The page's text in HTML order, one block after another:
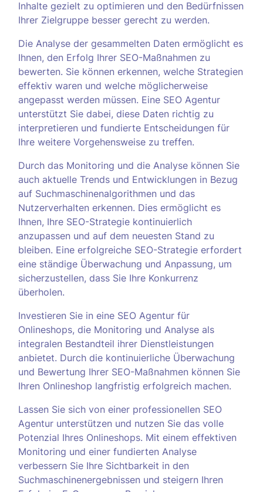
Inhalte gezielt zu optimieren und den Bedürfnissen
Ihrer Zielgruppe besser gerecht zu werden.
Die Analyse der gesammelten Daten ermöglicht es
Ihnen, den Erfolg Ihrer SEO-Maßnahmen zu
bewerten. Sie können erkennen, welche Strategien
effektiv waren und welche möglicherweise
angepasst werden müssen. Eine SEO Agentur
unterstützt Sie dabei, diese Daten richtig zu
interpretieren und fundierte Entscheidungen für
Ihre weitere Vorgehensweise zu treffen.
Durch das Monitoring und die Analyse können Sie
auch aktuelle Trends und Entwicklungen in Bezug
auf Suchmaschinenalgorithmen und das
Nutzerverhalten erkennen. Dies ermöglicht es
Ihnen, Ihre SEO-Strategie kontinuierlich
anzupassen und auf dem neuesten Stand zu
bleiben. Eine erfolgreiche SEO-Strategie erfordert
eine ständige Überwachung und Anpassung, um
sicherzustellen, dass Sie Ihre Konkurrenz
überholen.
Investieren Sie in eine SEO Agentur für
Onlineshops, die Monitoring und Analyse als
integralen Bestandteil ihrer Dienstleistungen
anbietet. Durch die kontinuierliche Überwachung
und Bewertung Ihrer SEO-Maßnahmen können Sie
Ihren Onlineshop langfristig erfolgreich machen.
Lassen Sie sich von einer professionellen SEO
Agentur unterstützen und nutzen Sie das volle
Potenzial Ihres Onlineshops. Mit einem effektiven
Monitoring und einer fundierten Analyse
verbessern Sie Ihre Sichtbarkeit in den
Suchmaschinenergebnissen und steigern Ihren